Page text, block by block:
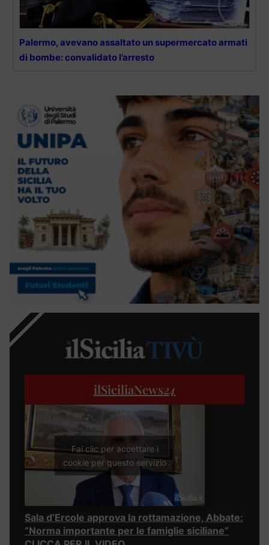
Palermo, avevano assaltato un supermercato armati
di bombe: convalidato l’arresto
ilSiciliaNews24
Fai clic per accettare i
cookie per questo servizio
Sala d’Ercole approva la rottamazione, Abbate:
“Norma importante per le famiglie siciliane”